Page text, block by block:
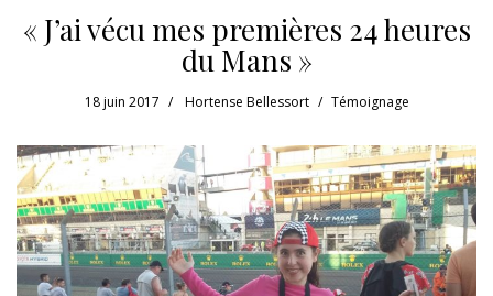
« J’ai vécu mes premières 24 heures
du Mans »
18 juin 2017 Hortense Bellessort Témoignage